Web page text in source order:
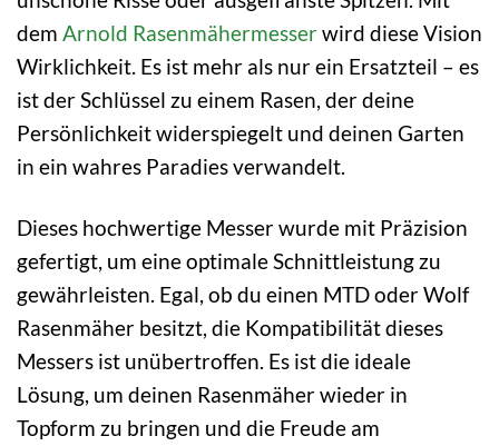
dem Arnold Rasenmähermesserwird diese Vision
Wirklichkeit. Es ist mehr als nur ein Ersatzteil – es
ist der Schlüssel zu einem Rasen, der deine
Persönlichkeit widerspiegelt und deinen Garten
in ein wahres Paradies verwandelt.
Dieses hochwertige Messer wurde mit Präzision
gefertigt, um eine optimale Schnittleistung zu
gewährleisten. Egal, ob du einen MTD oder Wolf
Rasenmäher besitzt, die Kompatibilität dieses
Messers ist unübertroffen. Es ist die ideale
Lösung, um deinen Rasenmäher wieder in
Topform zu bringen und die Freude am